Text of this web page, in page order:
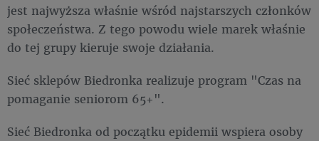
jest najwyższa właśnie wśród najstarszych członków
społeczeństwa. Z tego powodu wiele marek właśnie
do tej grupy kieruje swoje działania.
Sieć sklepów Biedronka realizuje program "Czas na
pomaganie seniorom 65+".
Sieć Biedronka od początku epidemii wspiera osoby